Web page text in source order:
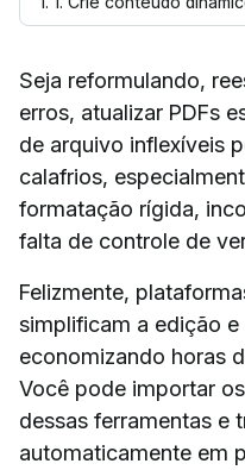
Seja reformulando,
erros, atualizar PDFs
de arquivo inflexíveis
calafrios,
formatação rígida,
falta de controle de
Felizmente,
simplificam a edição
economizando horas
Você pode importar
dessas ferramentas e
automaticamente em